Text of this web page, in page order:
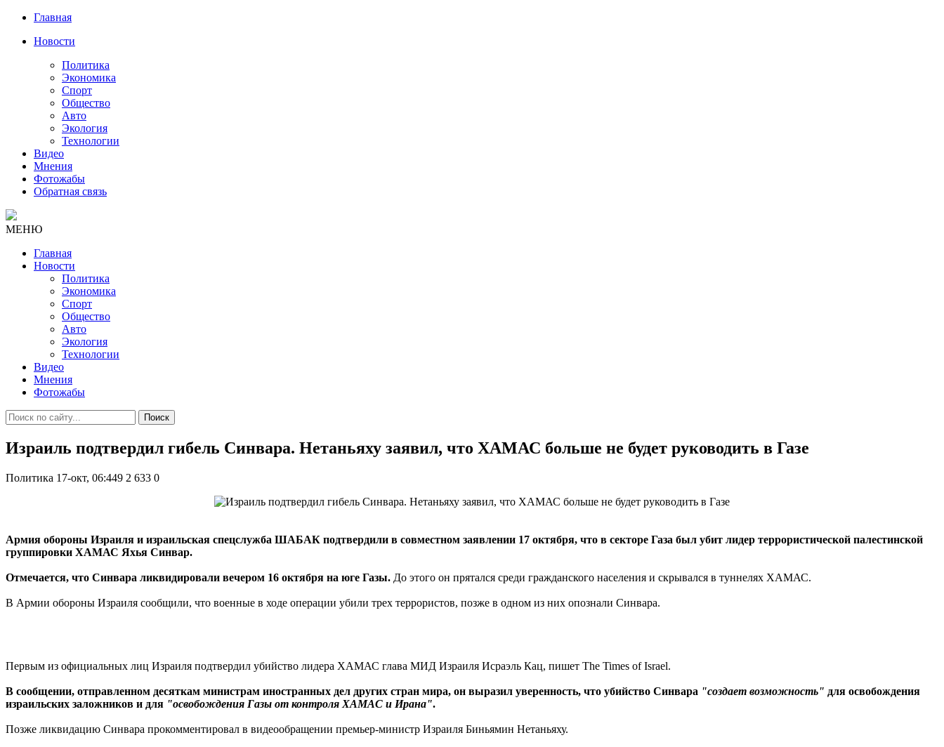
Главная
Новости
Политика
Экономика
Спорт
Общество
Авто
Экология
Технологии
Видео
Мнения
Фотожабы
Обратная связь
МЕНЮ
Главная
Новости
Политика
Экономика
Спорт
Общество
Авто
Экология
Технологии
Видео
Мнения
Фотожабы
Поиск
Израиль подтвердил гибель Синвара. Нетаньяху заявил, что ХАМАС больше не будет руководить в Газе
Политика 17-окт, 06:449 2 633 0
Армия обороны Израиля и израильская спецслужба ШАБАК подтвердили в совместном заявлении 17 октября, что в секторе Газа был убит лидер террористической палестинской
группировки ХАМАС Яхья Синвар.
Отмечается, что Синвара ликвидировали вечером 16 октября на юге Газы. До этого он прятался среди гражданского населения и скрывался в туннелях ХАМАС.
В Армии обороны Израиля сообщили, что военные в ходе операции убили трех террористов, позже в одном из них опознали Синвара.
Первым из официальных лиц Израиля подтвердил убийство лидера ХАМАС глава МИД Израиля Исраэль Кац, пишет The Times of Israel.
В сообщении, отправленном десяткам министрам иностранных дел других стран мира, он выразил уверенность, что убийство Синвара "создает возможность" для освобождения
израильских заложников и для "освобождения Газы от контроля ХАМАС и Ирана".
Позже ликвидацию Синвара прокомментировал в видеообращении премьер-министр Израиля Биньямин Нетаньяху.